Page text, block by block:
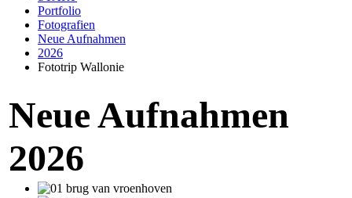
Portfolio
Fotografien
Neue Aufnahmen
2026
Fototrip Wallonie
Neue Aufnahmen
2026